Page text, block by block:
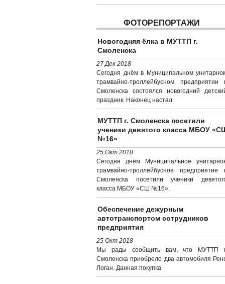
ФОТОРЕПОРТАЖИ
Новогодняя ёлка в МУТТП г.
Смоленска
27 Дек 2018
Сегодня днём в Муниципальном
трамвайно-троллейбусном предприятии
Смоленска состоялся новогодний
праздник. Наконец настал
МУТТП г. Смоленска посетили
ученики девятого класса МБОУ
№16»
25 Окт 2018
Сегодня днём Муниципальное
трамвайно-троллейбусное предприятие
Смоленска посетили ученики
класса МБОУ «СШ №16».
Обеспечение дежурным
автотранспортом сотрудников
предприятия
25 Окт 2018
Мы рады сообщить вам, что МУТТП
Смоленска приобрело два автомобиля
Логан. Данная покупка